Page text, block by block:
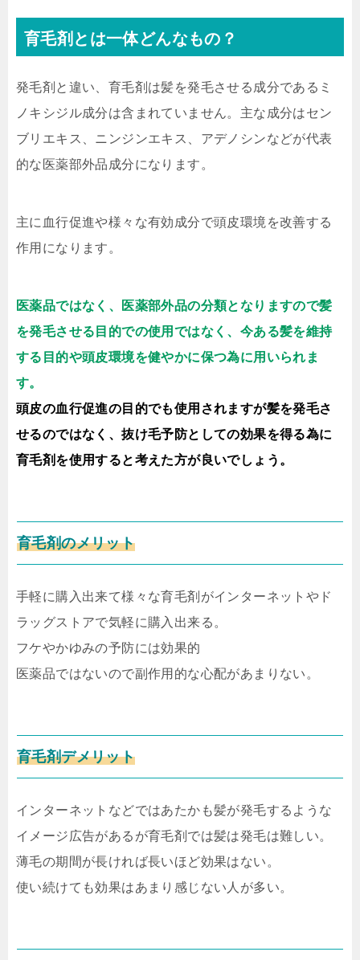
育毛剤とは一体どんなもの？
発毛剤と違い、育毛剤は髪を発毛させる成分であるミ
ノキシジル成分は含まれていません。主な成分はセン
ブリエキス、ニンジンエキス、アデノシンなどが代表
的な医薬部外品成分になります。
主に血行促進や様々な有効成分で頭皮環境を改善する
作用になります。
医薬品ではなく、医薬部外品の分類となりますので髪
を発毛させる目的での使用ではなく、今ある髪を維持
する目的や頭皮環境を健やかに保つ為に用いられま
す。
頭皮の血行促進の目的でも使用されますが髪を発毛さ
せるのではなく、抜け毛予防としての効果を得る為に
育毛剤を使用すると考えた方が良いでしょう。
育毛剤のメリット
手軽に購入出来て様々な育毛剤がインターネットやド
ラッグストアで気軽に購入出来る。
フケやかゆみの予防には効果的
医薬品ではないので副作用的な心配があまりない。
育毛剤デメリット
インターネットなどではあたかも髪が発毛するような
イメージ広告があるが育毛剤では髪は発毛は難しい。
薄毛の期間が長ければ長いほど効果はない。
使い続けても効果はあまり感じない人が多い。